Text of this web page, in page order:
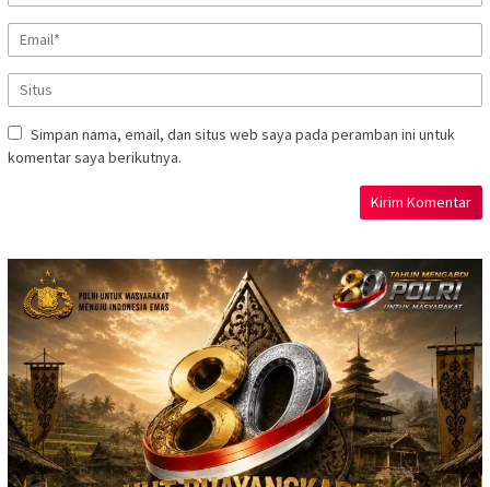
Simpan nama, email, dan situs web saya pada peramban ini untuk
komentar saya berikutnya.